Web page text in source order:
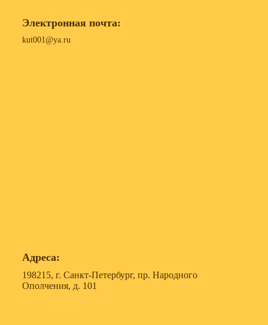
Электронная почта:
kut001@ya.ru
Адреса:
198215, г. Санкт-Петербург, пр. Народного
Ополчения, д. 101